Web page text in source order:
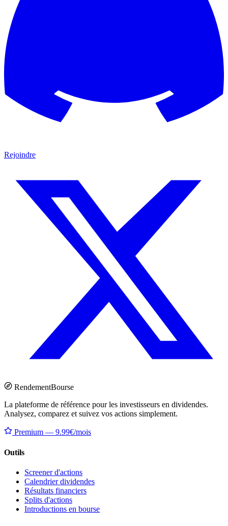
Rejoindre
RendementBourse
La plateforme de référence pour les investisseurs en dividendes.
Analysez, comparez et suivez vos actions simplement.
Premium — 9.99€/mois
Outils
Screener d'actions
Calendrier dividendes
Résultats financiers
Splits d'actions
Introductions en bourse